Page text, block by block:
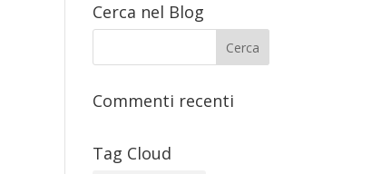
Cerca nel Blog
Commenti recenti
Tag Cloud